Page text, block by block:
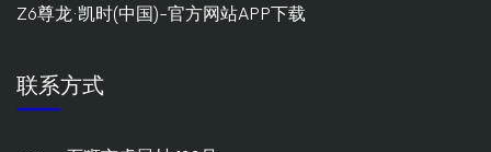
Z6尊龙·凯时(中国)-官方网站APP下载
联系方式